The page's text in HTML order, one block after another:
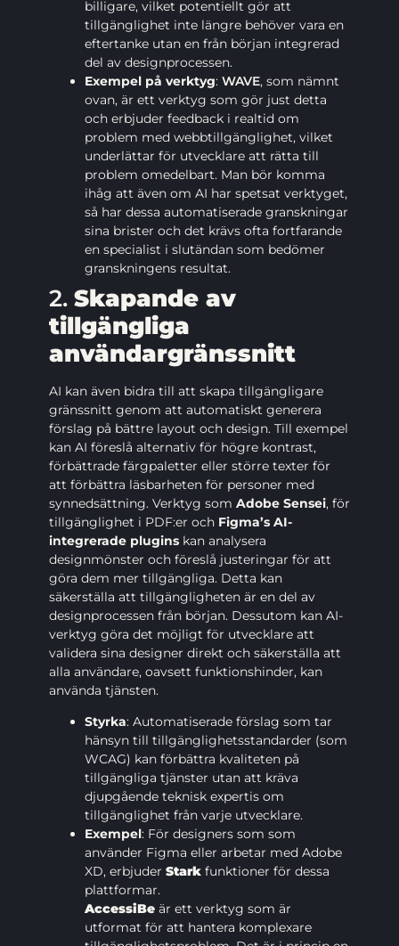
billigare, vilket potentiellt gör att
tillgänglighet inte längre behöver vara en
eftertanke utan en från början integrerad
del av designprocessen.
Exempel på verktyg: WAVE, som nämnt
ovan, är ett verktyg som gör just detta
och erbjuder feedback i realtid om
problem med webbtillgänglighet, vilket
underlättar för utvecklare att rätta till
problem omedelbart. Man bör komma
ihåg att även om AI har spetsat verktyget,
så har dessa automatiserade granskningar
sina brister och det krävs ofta fortfarande
en specialist i slutändan som bedömer
granskningens resultat.
2. Skapande av
tillgängliga
användargränssnitt
AI kan även bidra till att skapa tillgängligare
gränssnitt genom att automatiskt generera
förslag på bättre layout och design. Till exempel
kan AI föreslå alternativ för högre kontrast,
förbättrade färgpaletter eller större texter för
att förbättra läsbarheten för personer med
synnedsättning. Verktyg som Adobe Sensei, för
tillgänglighet i PDF:er och Figma’s AI-
integrerade pluginskan analysera
designmönster och föreslå justeringar för att
göra dem mer tillgängliga. Detta kan
säkerställa att tillgängligheten är en del av
designprocessen från början. Dessutom kan AI-
verktyg göra det möjligt för utvecklare att
validera sina designer direkt och säkerställa att
alla användare, oavsett funktionshinder, kan
använda tjänsten.
Styrka: Automatiserade förslag som tar
hänsyn till tillgänglighetsstandarder (som
WCAG) kan förbättra kvaliteten på
tillgängliga tjänster utan att kräva
djupgående teknisk expertis om
tillgänglighet från varje utvecklare.
Exempel: För designers som som
använder Figma eller arbetar med Adobe
XD, erbjuder Starkfunktioner för dessa
plattformar.
AccessiBeär ett verktyg som är
utformat för att hantera komplexare